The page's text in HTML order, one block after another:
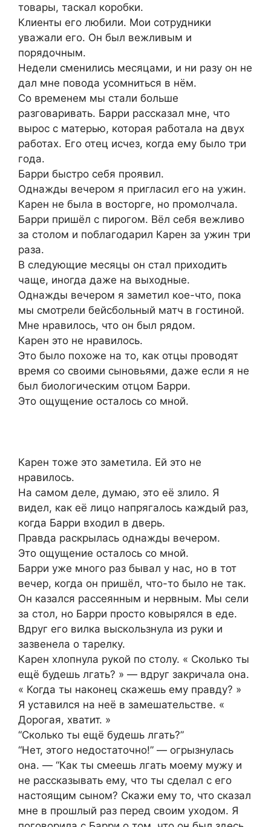
товары, таскал коробки.
Клиенты его любили. Мои сотрудники
уважали его. Он был вежливым и
порядочным.
Недели сменились месяцами, и ни разу он не
дал мне повода усомниться в нём.
Со временем мы стали больше
разговаривать. Барри рассказал мне, что
вырос с матерью, которая работала на двух
работах. Его отец исчез, когда ему было три
года.
Барри быстро себя проявил.
Однажды вечером я пригласил его на ужин.
Карен не была в восторге, но промолчала.
Барри пришёл с пирогом. Вёл себя вежливо
за столом и поблагодарил Карен за ужин три
раза.
В следующие месяцы он стал приходить
чаще, иногда даже на выходные.
Однажды вечером я заметил кое-что, пока
мы смотрели бейсбольный матч в гостиной.
Мне нравилось, что он был рядом.
Карен это не нравилось.
Это было похоже на то, как отцы проводят
время со своими сыновьями, даже если я не
был биологическим отцом Барри.
Это ощущение осталось со мной.
Карен тоже это заметила. Ей это не
нравилось.
На самом деле, думаю, это её злило. Я
видел, как её лицо напрягалось каждый раз,
когда Барри входил в дверь.
Правда раскрылась однажды вечером.
Это ощущение осталось со мной.
Барри уже много раз бывал у нас, но в тот
вечер, когда он пришёл, что-то было не так.
Он казался рассеянным и нервным. Мы сели
за стол, но Барри просто ковырялся в еде.
Вдруг его вилка выскользнула из руки и
зазвенела о тарелку.
Карен хлопнула рукой по столу. « Сколько ты
ещё будешь лгать? » — вдруг закричала она.
« Когда ты наконец скажешь ему правду? »
Я уставился на неё в замешательстве. «
Дорогая, хватит. »
“Сколько ты ещё будешь лгать?”
“Нет, этого недостаточно!” — огрызнулась
она. — “Как ты смеешь лгать моему мужу и
не рассказывать ему, что ты сделал с его
настоящим сыном? Скажи ему то, что сказал
мне в прошлый раз перед своим уходом. Я